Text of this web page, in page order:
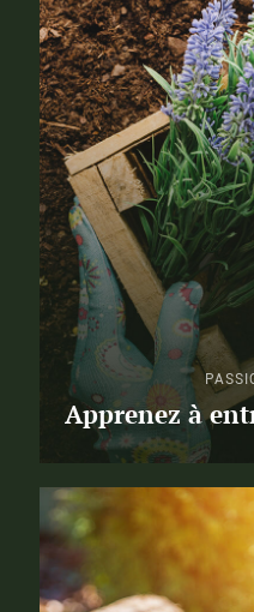
Apprenez à